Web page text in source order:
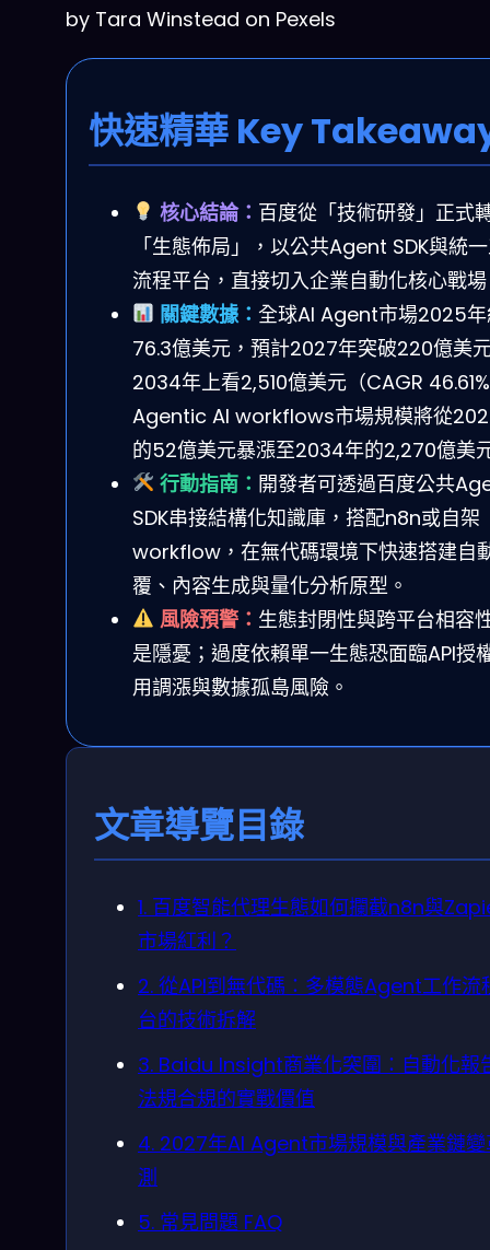
by Tara Winstead on Pexels
快速精華 Key
核心結論： 百度從「技術研發」正式
「生態佈局」，以公共Agent SDK與統
流程平台，直接切入企業自動化核心戰
關鍵數據： 全球AI Agent市場2025
76.3億美元，預計2027年突破220億美
2034年上看2,510億美元（CAGR
Agentic AI workflows市場規模將從
的52億美元暴漲至2034年的2,270億美
行動指南： 開發者可透過百度公共
SDK串接結構化知識庫，搭配n8n或自架
workflow，在無代碼環境下快速搭建自
覆、內容生成與量化分析原型。
風險預警： 生態封閉性與跨平台相容
是隱憂；過度依賴單一生態恐面臨API授
用調漲與數據孤島風險。
文章導覽目錄
1. 百度智能代理生態如何攔截n8n與
市場紅利？
2. 從API到無代碼：多模態Agent工作流
台的技術拆解
3. Baidu Insight商業化突圍：自動化報
法規合規的實戰價值
4. 2027年AI Agent市場規模與產業鏈
測
5. 常見問題 FAQ